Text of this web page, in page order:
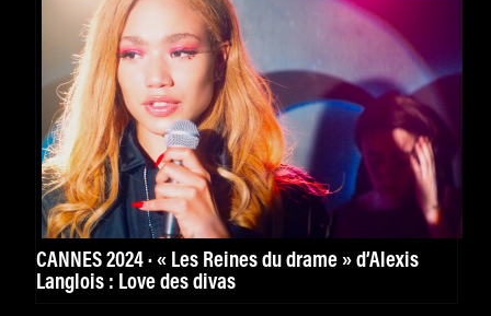
CANNES 2024 · « Les Reines du drame » d’Alexis
Langlois : Love des divas